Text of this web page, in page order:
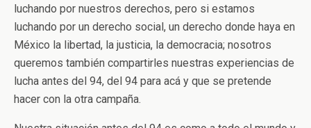
luchando por nuestros derechos, pero si estamos
luchando por un derecho social, un derecho donde haya en
México la libertad, la justicia, la democracia; nosotros
queremos también compartirles nuestras experiencias de
lucha antes del 94, del 94 para acá y que se pretende
hacer con la otra campaña.